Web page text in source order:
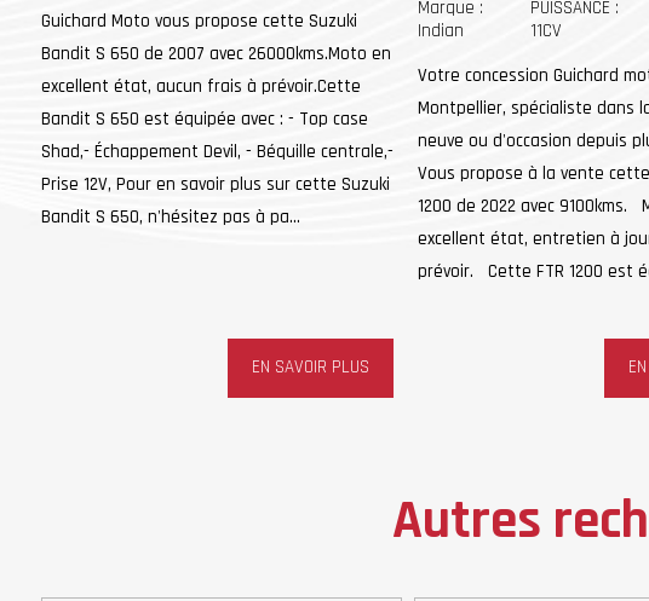
Guichard Moto vous propose cette Suzuki
Bandit S 650 de 2007 avec 26000kms.Moto en
excellent état, aucun frais à prévoir.Cette
Bandit S 650 est équipée avec : - Top case
Shad,- Échappement Devil, - Béquille centrale,-
Prise 12V, Pour en savoir plus sur cette Suzuki
Bandit S 650, n'hésitez pas à pa...
EN SAVOIR PLUS
Marque :
Indian
PUISSANCE :
11CV
Votre concession Guichard
Montpellier, spécialiste dans
neuve ou d'occasion depuis
Vous propose à la vente
1200 de 2022 avec 9100kms.
excellent état, entretien à
prévoir. Cette FTR 1200 est
Autres